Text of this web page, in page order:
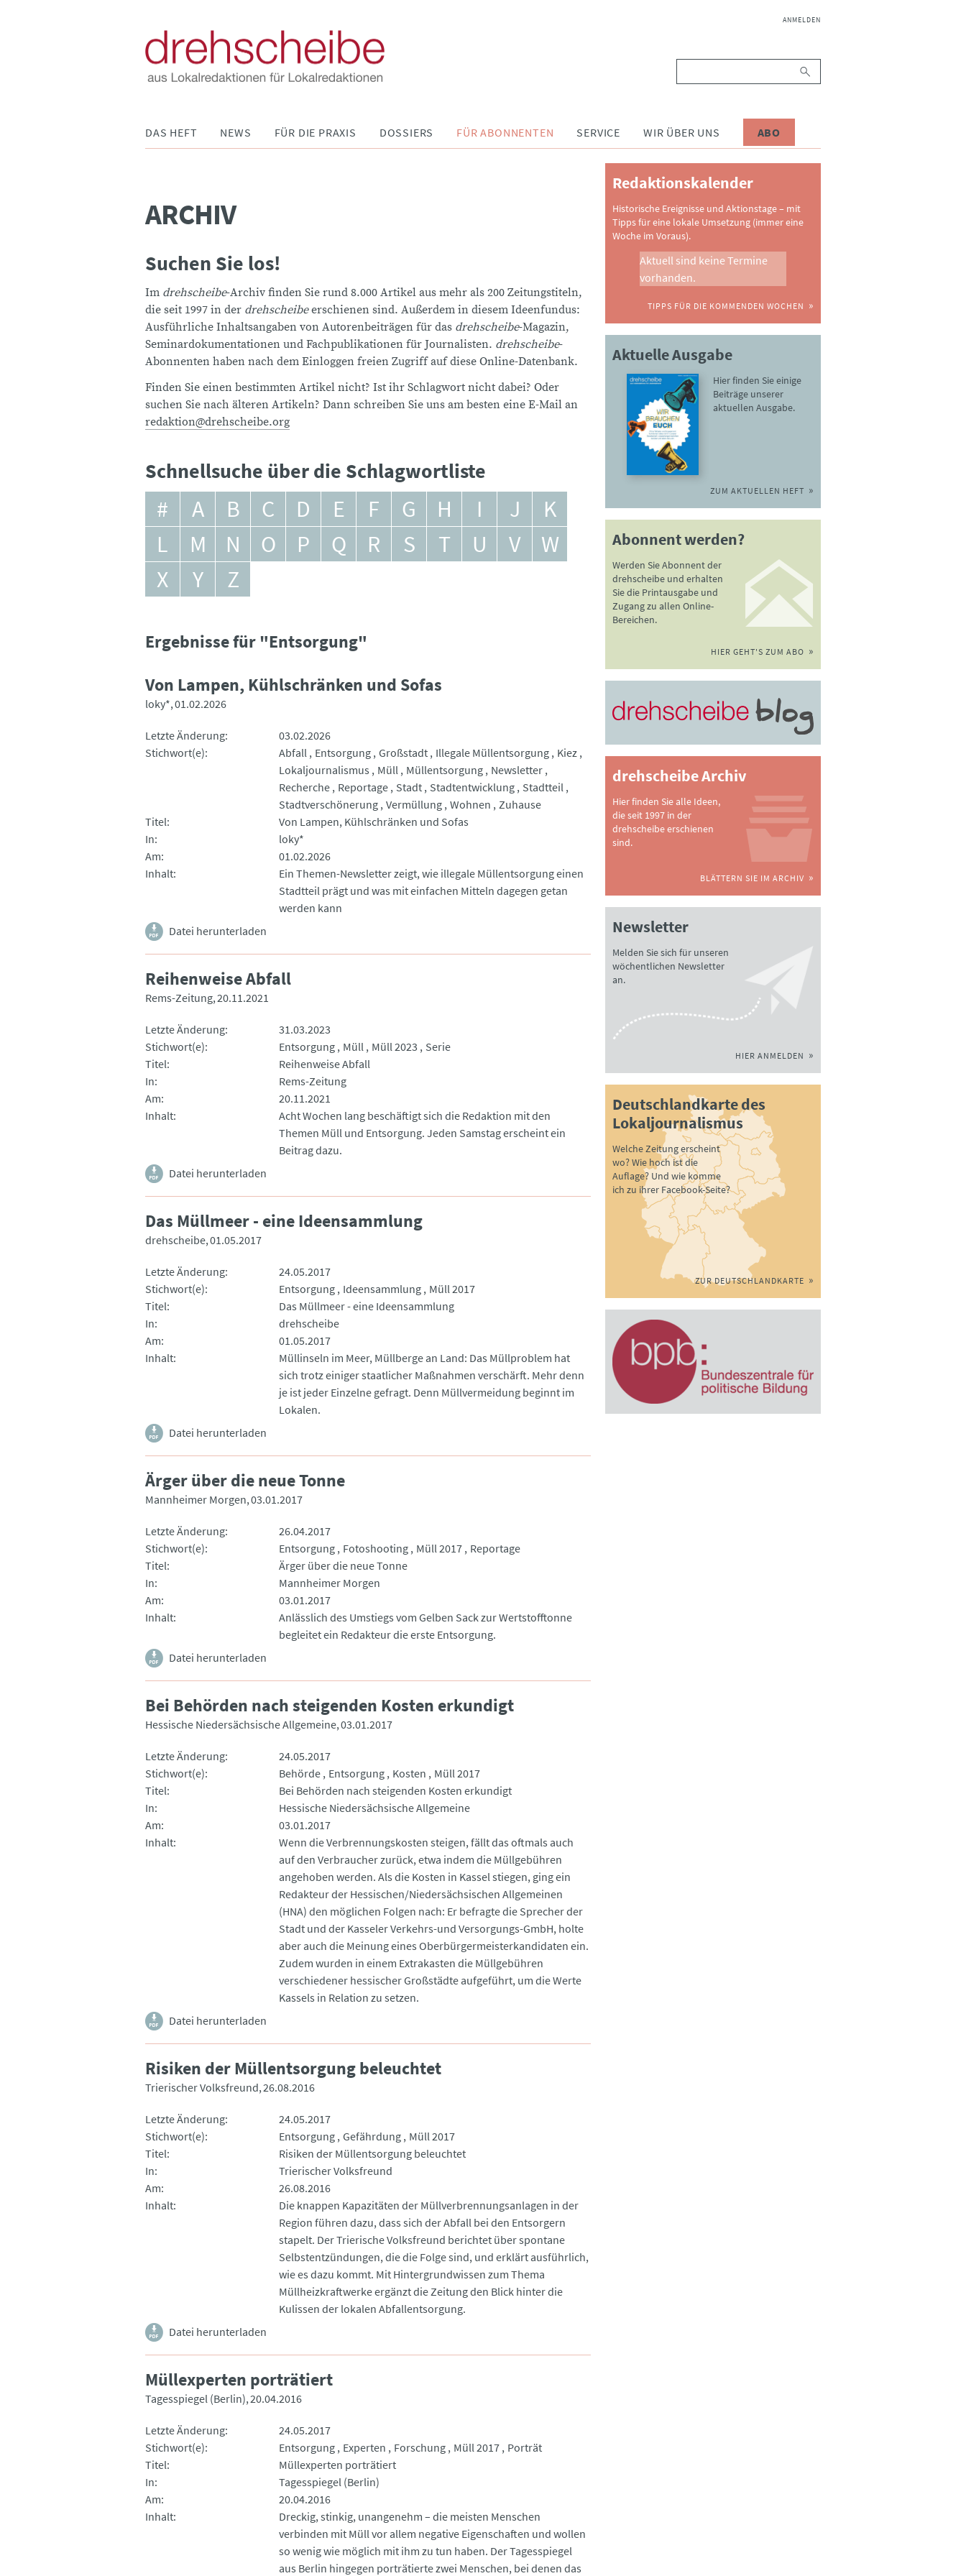
NAVIGATION
ANMELDEN
DAS HEFT NEWS FÜR DIE PRAXIS DOSSIERS FÜR ABONNENTEN SERVICE WIR ÜBER UNS ABO
ARCHIV
Suchen Sie los!
Im drehscheibe-Archiv finden Sie rund 8.000 Artikel aus mehr als 200 Zeitungstiteln,
die seit 1997 in der drehscheibeerschienen sind. Außerdem in diesem Ideenfundus:
Ausführliche Inhaltsangaben von Autorenbeiträgen für das drehscheibe-Magazin,
Seminardokumentationen und Fachpublikationen für Journalisten. drehscheibe-
Abonnenten haben nach dem Einloggen freien Zugriff auf diese Online-Datenbank.
Finden Sie einen bestimmten Artikel nicht? Ist ihr Schlagwort nicht dabei? Oder
suchen Sie nach älteren Artikeln? Dann schreiben Sie uns am besten eine E-Mail an
redaktion@drehscheibe.org
Schnellsuche über die Schlagwortliste
# A B C D E F G H I J
K
L
M N O P Q R S T U V
W
X
Y Z
Ergebnisse für "Entsorgung"
Von Lampen, Kühlschränken und Sofas
loky* 01.02.2026
Letzte Änderung
03.02.2026
Stichwort(e)
Abfall Entsorgung Großstadt Illegale Müllentsorgung
Kiez
Lokaljournalismus
Müll Müllentsorgung
Newsletter
Recherche
Reportage Stadt Stadtentwicklung
Stadtteil
Stadtverschönerung Vermüllung Wohnen
Zuhause
Titel
Von Lampen, Kühlschränken und Sofas
In
loky*
Am
01.02.2026
Inhalt
Ein Themen-Newsletter zeigt, wie illegale Müllentsorgung einen
Stadtteil prägt und was mit einfachen Mitteln dagegen getan
werden kann
Datei herunterladen
Reihenweise Abfall
Rems-Zeitung 20.11.2021
Letzte Änderung
31.03.2023
Stichwort(e)
Entsorgung Müll Müll 2023
Serie
Titel
Reihenweise Abfall
In
Rems-Zeitung
Am
20.11.2021
Inhalt
Acht Wochen lang beschäftigt sich die Redaktion mit den
Themen Müll und Entsorgung. Jeden Samstag erscheint ein
Beitrag dazu.
Datei herunterladen
Das Müllmeer - eine Ideensammlung
drehscheibe 01.05.2017
Letzte Änderung
24.05.2017
Stichwort(e)
Entsorgung Ideensammlung
Müll 2017
Titel
Das Müllmeer - eine Ideensammlung
In
drehscheibe
Am
01.05.2017
Inhalt
Müllinseln im Meer, Müllberge an Land: Das Müllproblem hat
sich trotz einiger staatlicher Maßnahmen verschärft. Mehr denn
je ist jeder Einzelne gefragt. Denn Müllvermeidung beginnt im
Lokalen.
Datei herunterladen
Ärger über die neue Tonne
Mannheimer Morgen 03.01.2017
Letzte Änderung
26.04.2017
Stichwort(e)
Entsorgung Fotoshooting Müll 2017
Reportage
Titel
Ärger über die neue Tonne
In
Mannheimer Morgen
Am
03.01.2017
Inhalt
Anlässlich des Umstiegs vom Gelben Sack zur Wertstofftonne
begleitet ein Redakteur die erste Entsorgung.
Datei herunterladen
Bei Behörden nach steigenden Kosten erkundigt
Hessische Niedersächsische Allgemeine 03.01.2017
Letzte Änderung
24.05.2017
Stichwort(e)
Behörde Entsorgung Kosten
Müll 2017
Titel
Bei Behörden nach steigenden Kosten erkundigt
In
Hessische Niedersächsische Allgemeine
Am
03.01.2017
Inhalt
Wenn die Verbrennungskosten steigen, fällt das oftmals auch
auf den Verbraucher zurück, etwa indem die Müllgebühren
angehoben werden. Als die Kosten in Kassel stiegen, ging ein
Redakteur der Hessischen/Niedersächsischen Allgemeinen
(HNA) den möglichen Folgen nach: Er befragte die Sprecher der
Stadt und der Kasseler Verkehrs-und Versorgungs-GmbH, holte
aber auch die Meinung eines Oberbürgermeisterkandidaten ein.
Zudem wurden in einem Extrakasten die Müllgebühren
verschiedener hessischer Großstädte aufgeführt, um die Werte
Kassels in Relation zu setzen.
Datei herunterladen
Risiken der Müllentsorgung beleuchtet
Trierischer Volksfreund 26.08.2016
Letzte Änderung
24.05.2017
Stichwort(e)
Entsorgung Gefährdung
Müll 2017
Titel
Risiken der Müllentsorgung beleuchtet
In
Trierischer Volksfreund
Am
26.08.2016
Inhalt
Die knappen Kapazitäten der Müllverbrennungsanlagen in der
Region führen dazu, dass sich der Abfall bei den Entsorgern
stapelt. Der Trierische Volksfreund berichtet über spontane
Selbstentzündungen, die die Folge sind, und erklärt ausführlich,
wie es dazu kommt. Mit Hintergrundwissen zum Thema
Müllheizkraftwerke ergänzt die Zeitung den Blick hinter die
Kulissen der lokalen Abfallentsorgung.
Datei herunterladen
Müllexperten porträtiert
Tagesspiegel (Berlin) 20.04.2016
Letzte Änderung
24.05.2017
Stichwort(e)
Entsorgung Experten Forschung Müll 2017
Porträt
Titel
Müllexperten porträtiert
In
Tagesspiegel (Berlin)
Am
20.04.2016
Inhalt
Dreckig, stinkig, unangenehm – die meisten Menschen
verbinden mit Müll vor allem negative Eigenschaften und wollen
so wenig wie möglich mit ihm zu tun haben. Der Tagesspiegel
aus Berlin hingegen porträtierte zwei Menschen, bei denen das
Redaktionskalender
Historische Ereignisse und Aktionstage – mit
Tipps für eine lokale Umsetzung (immer eine
Woche im Voraus).
Aktuell sind keine Termine
vorhanden.
TIPPS FÜR DIE KOMMENDEN WOCHEN
Aktuelle Ausgabe
Hier finden Sie einige
Beiträge unserer
aktuellen Ausgabe.
ZUM AKTUELLEN HEFT
Abonnent werden?
Werden Sie Abonnent der
drehscheibe und erhalten
Sie die Printausgabe und
Zugang zu allen Online-
Bereichen.
HIER GEHT'S ZUM ABO
drehscheibe Archiv
Hier finden Sie alle Ideen,
die seit 1997 in der
drehscheibe erschienen
sind.
BLÄTTERN SIE IM ARCHIV
Newsletter
Melden Sie sich für unseren
wöchentlichen Newsletter
an.
HIER ANMELDEN
Deutschlandkarte des
Lokaljournalismus
Welche Zeitung erscheint
wo? Wie hoch ist die
Auflage? Und wie komme
ich zu ihrer Facebook-Seite?
ZUR DEUTSCHLANDKARTE